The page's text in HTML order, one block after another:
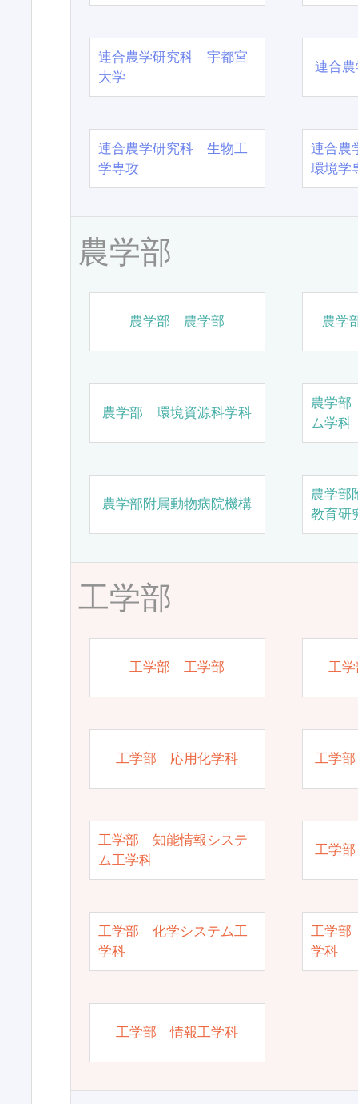
連合農学研究科 宇都宮
大学
連合
連合農学研究科 生物工
学専攻
連合農
環境学
農学部
農学部 農学部 農学
農学部 環境資源科学科
農学
ム学科
農学部附属動物病院機構
農学部
教育研
工学部
工学部 工学部 工
工学部 応用化学科 工学
工学部 知能情報システ
ム工学科
工学
工学部 化学システム工
学科
工学部
学科
工学部 情報工学科